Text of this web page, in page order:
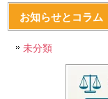
お知らせとコラム
未分類